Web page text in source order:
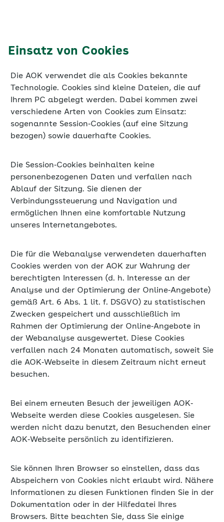
Einsatz von Cookies
Die AOK verwendet die als Cookies bekannte
Technologie. Cookies sind kleine Dateien, die auf
Ihrem PC abgelegt werden. Dabei kommen zwei
verschiedene Arten von Cookies zum Einsatz:
sogenannte Session‐Cookies (auf eine Sitzung
bezogen) sowie dauerhafte Cookies.
Die Session‐Cookies beinhalten keine
personenbezogenen Daten und verfallen nach
Ablauf der Sitzung. Sie dienen der
Verbindungssteuerung und Navigation und
ermöglichen Ihnen eine komfortable Nutzung
unseres Internetangebotes.
Die für die Webanalyse verwendeten dauerhaften
Cookies werden von der AOK zur Wahrung der
berechtigten Interessen (d. h. Interesse an der
Analyse und der Optimierung der Online‐Angebote)
gemäß Art. 6 Abs. 1 lit. f. DSGVO) zu statistischen
Zwecken gespeichert und ausschließlich im
Rahmen der Optimierung der Online‐Angebote in
der Webanalyse ausgewertet. Diese Cookies
verfallen nach 24 Monaten automatisch, soweit Sie
die AOK‐Webseite in diesem Zeitraum nicht erneut
besuchen.
Bei einem erneuten Besuch der jeweiligen AOK‐
Webseite werden diese Cookies ausgelesen. Sie
werden nicht dazu benutzt, den Besuchenden einer
AOK‐Webseite persönlich zu identifizieren.
Sie können Ihren Browser so einstellen, dass das
Abspeichern von Cookies nicht erlaubt wird. Nähere
Informationen zu diesen Funktionen finden Sie in der
Dokumentation oder in der Hilfedatei Ihres
Browsers. Bitte beachten Sie, dass Sie einige